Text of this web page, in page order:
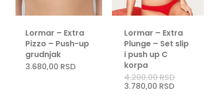
Nema proizvoda u korpi.
Lormar – Extra
Pizzo – Push-up
grudnjak
3.680,00 RSD
Lormar – Extra
Plunge – Set slip
i push up C
korpa
4.200,00RSDOriginalna
3.780,00 RSDTrenutna